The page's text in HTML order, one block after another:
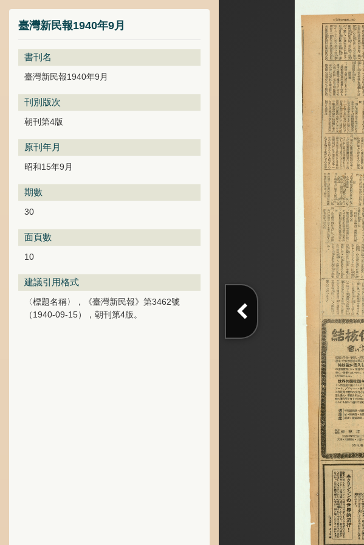
臺灣新民報1940年9月
書刊名
臺灣新民報1940年9月
刊別版次
朝刊第4版
原刊年月
昭和15年9月
期數
30
面頁數
10
建議引用格式
〈標題名稱〉，《臺灣新民報》第3462號
（1940-09-15），朝刊第4版。